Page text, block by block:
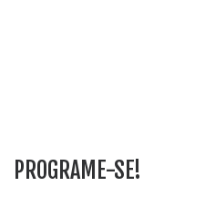
PROGRAME-SE!